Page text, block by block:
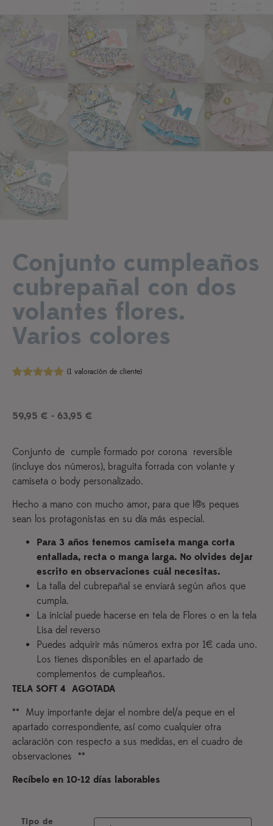
Conjunto cumpleaños
cubrepañal con dos
volantes flores.
Varios colores
avaloración
(1 valoración de cliente)
59,95 € - 63,95 €
Conjunto de cumple formado por corona reversible
(incluye dos números), braguita forrada con volante y
camiseta o body personalizado.
Hecho a mano con mucho amor, para que l@s peques
sean los protagonistas en su día más especial.
Para 3 años tenemos camiseta manga corta
entallada, recta o manga larga. No olvides dejar
escrito en observaciones cuál necesitas.
La talla del cubrepañal se enviará según años que
cumpla.
La inicial puede hacerse en tela de Flores o en la tela
Lisa del reverso
Puedes adquirir más números extra por 1€ cada uno.
Los tienes disponibles en el apartado de
complementos de cumpleaños.
TELA SOFT 4 AGOTADA
** Muy importante dejar el nombre del/a peque en el
apartado correspondiente, así como cualquier otra
aclaración con respecto a sus medidas, en el cuadro de
observaciones **
Recíbelo en 10-12 días laborables
Tipo de